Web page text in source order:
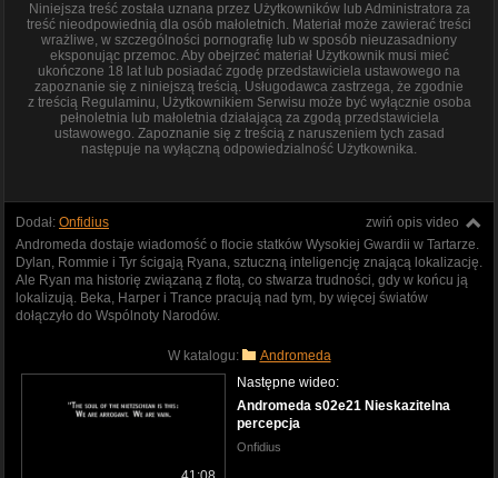
Niniejsza treść została uznana przez Użytkowników lub Administratora za
treść nieodpowiednią dla osób małoletnich. Materiał może zawierać treści
wrażliwe, w szczególności pornografię lub w sposób nieuzasadniony
eksponując przemoc. Aby obejrzeć materiał Użytkownik musi mieć
ukończone 18 lat lub posiadać zgodę przedstawiciela ustawowego na
zapoznanie się z niniejszą treścią. Usługodawca zastrzega, że zgodnie
z treścią Regulaminu, Użytkownikiem Serwisu może być wyłącznie osoba
pełnoletnia lub małoletnia działającą za zgodą przedstawiciela
ustawowego. Zapoznanie się z treścią z naruszeniem tych zasad
następuje na wyłączną odpowiedzialność Użytkownika.
zwiń opis video
Dodał: Onfidius
Andromeda dostaje wiadomość o flocie statków Wysokiej Gwardii w Tartarze.
Dylan, Rommie i Tyr ścigają Ryana, sztuczną inteligencję znającą lokalizację.
Ale Ryan ma historię związaną z flotą, co stwarza trudności, gdy w końcu ją
lokalizują. Beka, Harper i Trance pracują nad tym, by więcej światów
dołączyło do Wspólnoty Narodów.
W katalogu: Andromeda
Następne wideo:
Andromeda s02e21 Nieskazitelna
percepcja
Onfidius